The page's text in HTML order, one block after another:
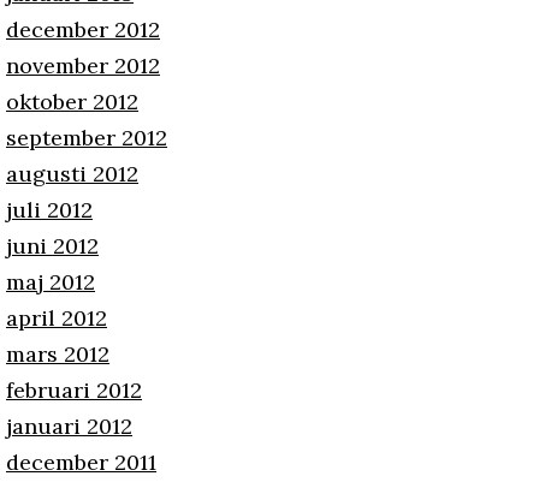
december 2012
november 2012
oktober 2012
september 2012
augusti 2012
juli 2012
juni 2012
maj 2012
april 2012
mars 2012
februari 2012
januari 2012
december 2011